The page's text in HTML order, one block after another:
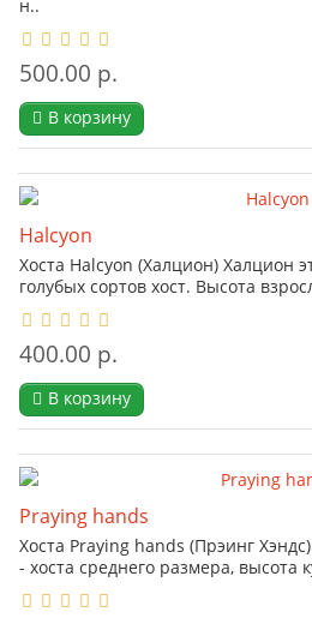
н..
500.00 р.
В корзину
Halcyon
Хоста Halcyon (Халцион) Халцион
голубых сортов хост. Высота
400.00 р.
В корзину
Praying hands
Хоста Praying hands (Прэинг
- хоста среднего размера, высота